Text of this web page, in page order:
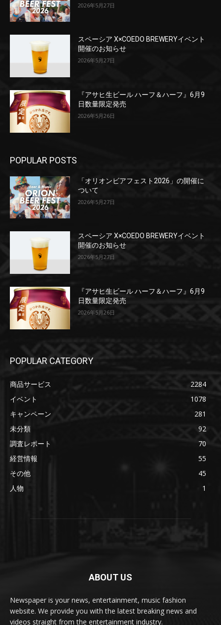
2026年5月27日
スペーシア X×COEDO BREWERYイベント
開催のお知らせ
2026年5月27日
『アサヒ生ビール ハーフ＆ハーフ』6月9
日数量限定発売
2026年5月26日
POPULAR POSTS
「オリオンビアフェスト2026」の開催に
ついて
2026年5月27日
スペーシア X×COEDO BREWERYイベント
開催のお知らせ
2026年5月27日
『アサヒ生ビール ハーフ＆ハーフ』6月9
日数量限定発売
2026年5月26日
POPULAR CATEGORY
商品サービス
2284
イベント
1078
キャンペーン
281
未分類
92
調査レポート
70
経営情報
55
その他
45
人物
1
ABOUT US
Newspaper is your news, entertainment, music fashion
website. We provide you with the latest breaking news and
videos straight from the entertainment industry.